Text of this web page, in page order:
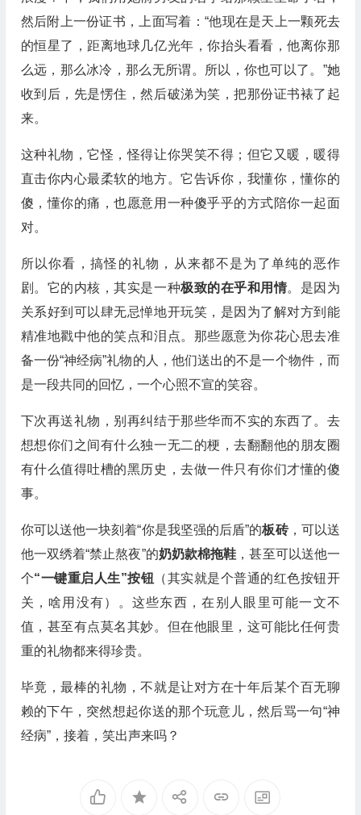
然后附上一份证书，上面写着：“他现在是天上一颗死去
的恒星了，距离地球几亿光年，你抬头看看，他离你那
么远，那么冰冷，那么无所谓。所以，你也可以了。”她
收到后，先是愣住，然后破涕为笑，把那份证书裱了起
来。
这种礼物，它怪，怪得让你哭笑不得；但它又暖，暖得
直击你内心最柔软的地方。它告诉你，我懂你，懂你的
傻，懂你的痛，也愿意用一种傻乎乎的方式陪你一起面
对。
所以你看，搞怪的礼物，从来都不是为了单纯的恶作
剧。它的内核，其实是一种极致的在乎和用情。是因为
关系好到可以肆无忌惮地开玩笑，是因为了解对方到能
精准地戳中他的笑点和泪点。那些愿意为你花心思去准
备一份“神经病”礼物的人，他们送出的不是一个物件，而
是一段共同的回忆，一个心照不宣的笑容。
下次再送礼物，别再纠结于那些华而不实的东西了。去
想想你们之间有什么独一无二的梗，去翻翻他的朋友圈
有什么值得吐槽的黑历史，去做一件只有你们才懂的傻
事。
你可以送他一块刻着“你是我坚强的后盾”的板砖，可以送
他一双绣着“禁止熬夜”的奶奶款棉拖鞋 ，甚至可以送他一
个“一键重启人生”按钮 （其实就是个普通的红色按钮开
关，啥用没有）。这些东西，在别人眼里可能一文不
值，甚至有点莫名其妙。但在他眼里，这可能比任何贵
重的礼物都来得珍贵。
毕竟，最棒的礼物，不就是让对方在十年后某个百无聊
赖的下午，突然想起你送的那个玩意儿，然后骂一句“神
经病”，接着，笑出声来吗？